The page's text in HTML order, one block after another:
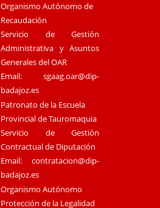
Organismo Autónomo de
Recaudación
Servicio de Gestión
Administrativa y Asuntos
Generales del OAR
Email:sgaag.oar@dip-
badajoz.es
Patronato de la Escuela
Provincial de Tauromaquia
Servicio de Gestión
Contractual de Diputación
Email:contratacion@dip-
badajoz.es
Organismo Autónomo
Protección de la Legalidad